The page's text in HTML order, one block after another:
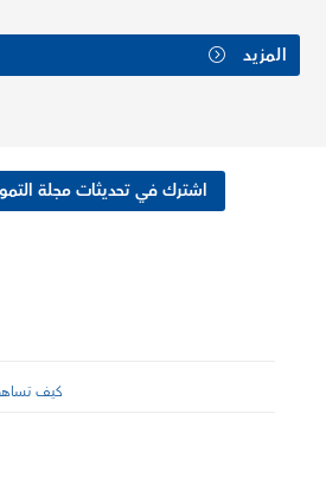
المزيد
اشترك في تحديثات مجلة
كيف